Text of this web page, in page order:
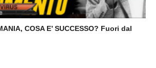
COSA E’ SUCCESSO? Fuori dal